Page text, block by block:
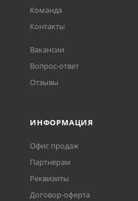
Команда
Контакты
Вакансии
Вопрос-ответ
Отзывы
ИНФОРМАЦИЯ
Офис продаж
Партнёрам
Реквизиты
Договор-оферта